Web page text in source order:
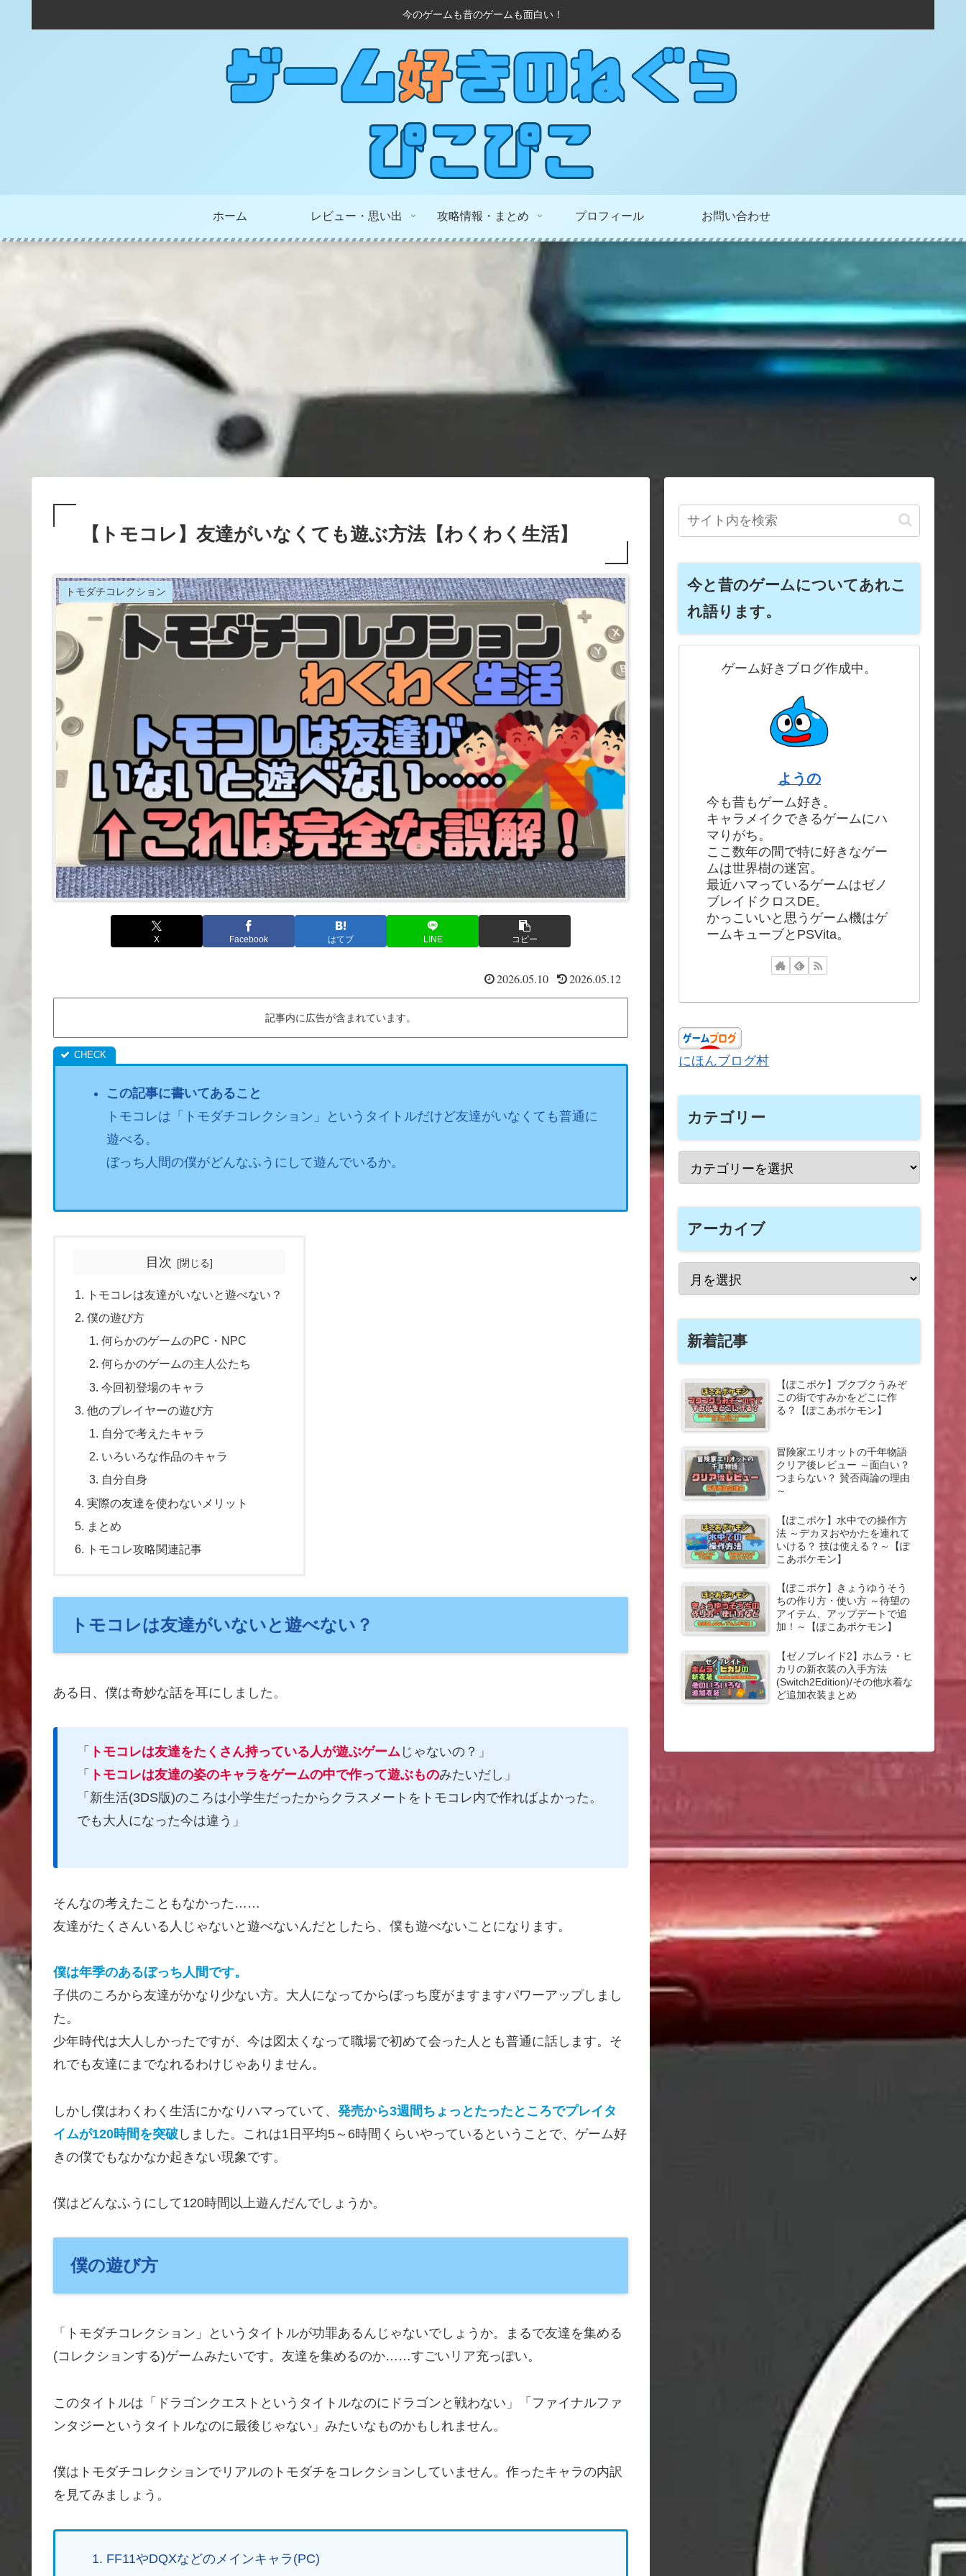
今のゲームも昔のゲームも面白い！
ホーム レビュー・思い出 攻略情報・まとめ プロフィール お問い合わせ
【トモコレ】友達がいなくても遊ぶ方法【わくわく生活】
トモダチコレクション
X Facebook はてブ LINE コピー
2026.05.10 2026.05.12
記事内に広告が含まれています。
この記事に書いてあること
トモコレは「トモダチコレクション」というタイトルだけど友達がいなくても普通に
遊べる。
ぼっち人間の僕がどんなふうにして遊んでいるか。
目次
トモコレは友達がいないと遊べない？
僕の遊び方
何らかのゲームのPC・NPC
何らかのゲームの主人公たち
今回初登場のキャラ
他のプレイヤーの遊び方
自分で考えたキャラ
いろいろな作品のキャラ
自分自身
実際の友達を使わないメリット
まとめ
トモコレ攻略関連記事
トモコレは友達がいないと遊べない？
ある日、僕は奇妙な話を耳にしました。
「 トモコレは友達をたくさん持っている人が遊ぶゲーム じゃないの？」
「
トモコレは友達の姿のキャラをゲームの中で作って遊ぶものみたいだし」
「新生活(3DS版)のころは小学生だったからクラスメートをトモコレ内で作ればよかった。
でも大人になった今は違う」
そんなの考えたこともなかった……
友達がたくさんいる人じゃないと遊べないんだとしたら、僕も遊べないことになります。
僕は年季のあるぼっち人間です。
子供のころから友達がかなり少ない方。大人になってからぼっち度がますますパワーアップしまし
た。
少年時代は大人しかったですが、今は図太くなって職場で初めて会った人とも普通に話します。そ
れでも友達にまでなれるわけじゃありません。
しかし僕はわくわく生活にかなりハマっていて、 発売から3週間ちょっとたったところでプレイタ
イムが120時間を突破 しました。これは1日平均5～6時間くらいやっているということで、ゲーム好
きの僕でもなかなか起きない現象です。
僕はどんなふうにして120時間以上遊んだんでしょうか。
僕の遊び方
「トモダチコレクション」というタイトルが功罪あるんじゃないでしょうか。まるで友達を集める
(コレクションする)ゲームみたいです。友達を集めるのか……すごいリア充っぽい。
このタイトルは「ドラゴンクエストというタイトルなのにドラゴンと戦わない」「ファイナルファ
ンタジーというタイトルなのに最後じゃない」みたいなものかもしれません。
僕はトモダチコレクションでリアルのトモダチをコレクションしていません。作ったキャラの内訳
を見てみましょう。
FF11やDQXなどのメインキャラ(PC)
今と昔のゲームについてあれこ
れ語ります。
ゲーム好きブログ作成中。
ようの
今も昔もゲーム好き。
キャラメイクできるゲームにハ
マりがち。
ここ数年の間で特に好きなゲー
ムは世界樹の迷宮。
最近ハマっているゲームはゼノ
ブレイドクロスDE。
かっこいいと思うゲーム機はゲ
ームキューブとPSVita。
にほんブログ村
カテゴリー
アーカイブ
新着記事
【ぽこポケ】ブクブクうみぞ
この街ですみかをどこに作
る？【ぽこあポケモン】
冒険家エリオットの千年物語
クリア後レビュー ～面白い？
つまらない？ 賛否両論の理由
～
【ぽこポケ】水中での操作方
法 ～デカヌおやかたを連れて
いける？ 技は使える？～【ぽ
こあポケモン】
【ぽこポケ】きょうゆうそう
ちの作り方・使い方 ～待望の
アイテム、アップデートで追
加！～【ぽこあポケモン】
【ゼノブレイド2】ホムラ・ヒ
カリの新衣装の入手方法
(Switch2Edition)/その他水着な
ど追加衣装まとめ